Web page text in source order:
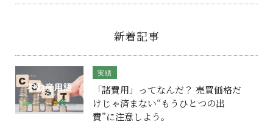
新着記事
実績
「諸費用」ってなんだ？ 売買価格だ
けじゃ済まない“もうひとつの出
費”に注意しよう。